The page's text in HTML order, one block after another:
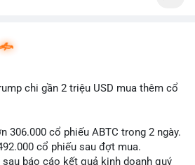
chi gần 2 triệu USD mua thêm cổ
306.000 cổ phiếu ABTC trong 2 ngày.
cổ phiếu sau đợt mua.
báo cáo kết quả kinh doanh quý